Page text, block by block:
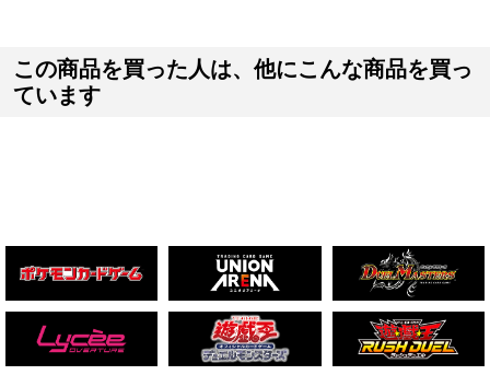
この商品を買った人は、他にこんな商品を買っ
ています